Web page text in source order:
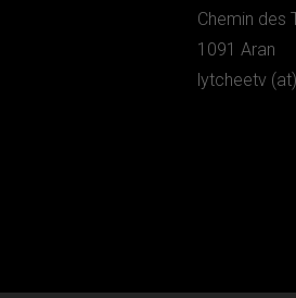
Chemin des
1091 Aran
lytcheetv